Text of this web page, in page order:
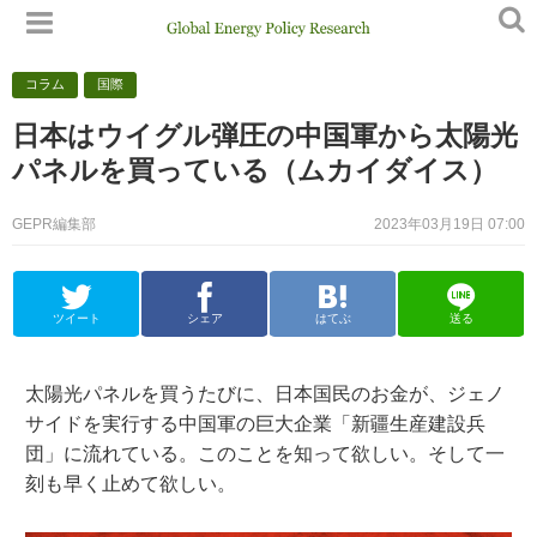
コラム 国際
日本はウイグル弾圧の中国軍から太陽光
パネルを買っている（ムカイダイス）
2023年03月19日 07:00
GEPR編集部
ツイート シェア はてぶ 送る
太陽光パネルを買うたびに、日本国民のお金が、ジェノ
サイドを実行する中国軍の巨大企業「新疆生産建設兵
団」に流れている。このことを知って欲しい。そして一
刻も早く止めて欲しい。